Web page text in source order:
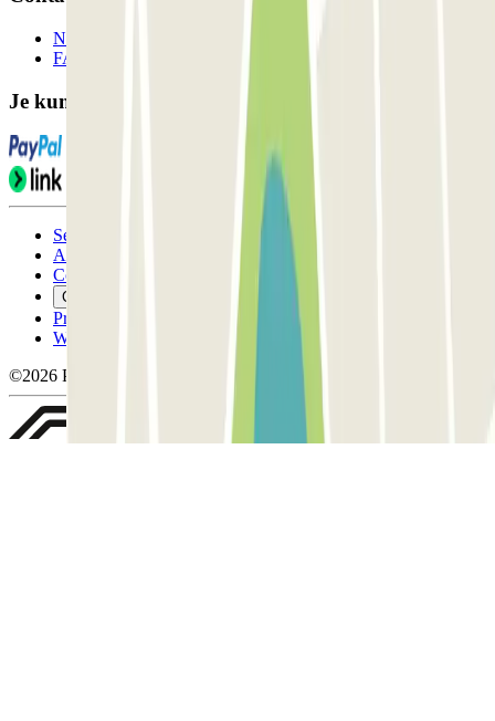
Neem contact met ons op
FAQ
Je kunt deze betaalmethoden gebruiken:
Servicevoorwaarden
Annuleringsvoorwaarden
Cookiebeleid
Cookies beheren
Privacybeleid
Whistleblowing
©2026 Parclick. All rights reserved